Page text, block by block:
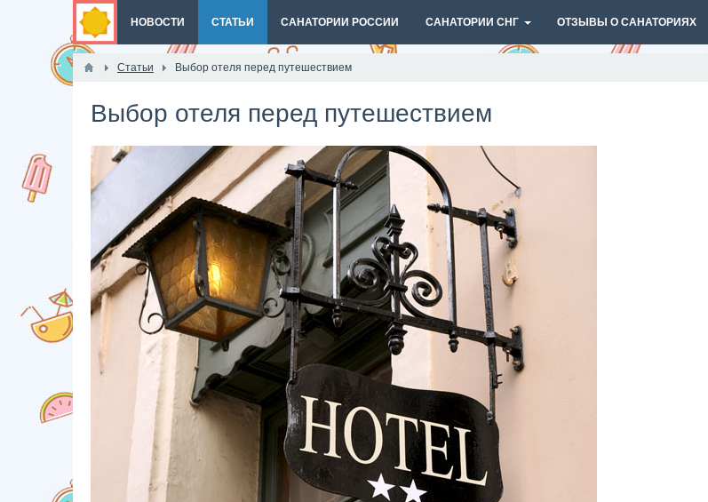
НОВОСТИ СТАТЬИ САНАТОРИИ РОССИИ САНАТОРИИ СНГ ОТЗЫВЫ О САНАТОРИЯХ
Статьи Выбор отеля перед путешествием
Выбор отеля перед путешествием